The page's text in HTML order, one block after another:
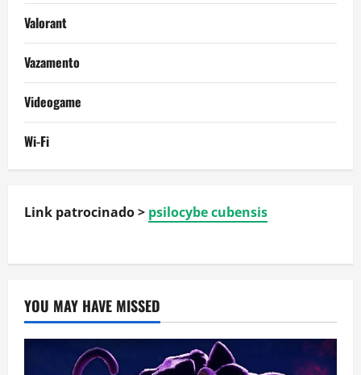
Valorant
Vazamento
Videogame
Wi-Fi
Link patrocinado > psilocybe cubensis
YOU MAY HAVE MISSED